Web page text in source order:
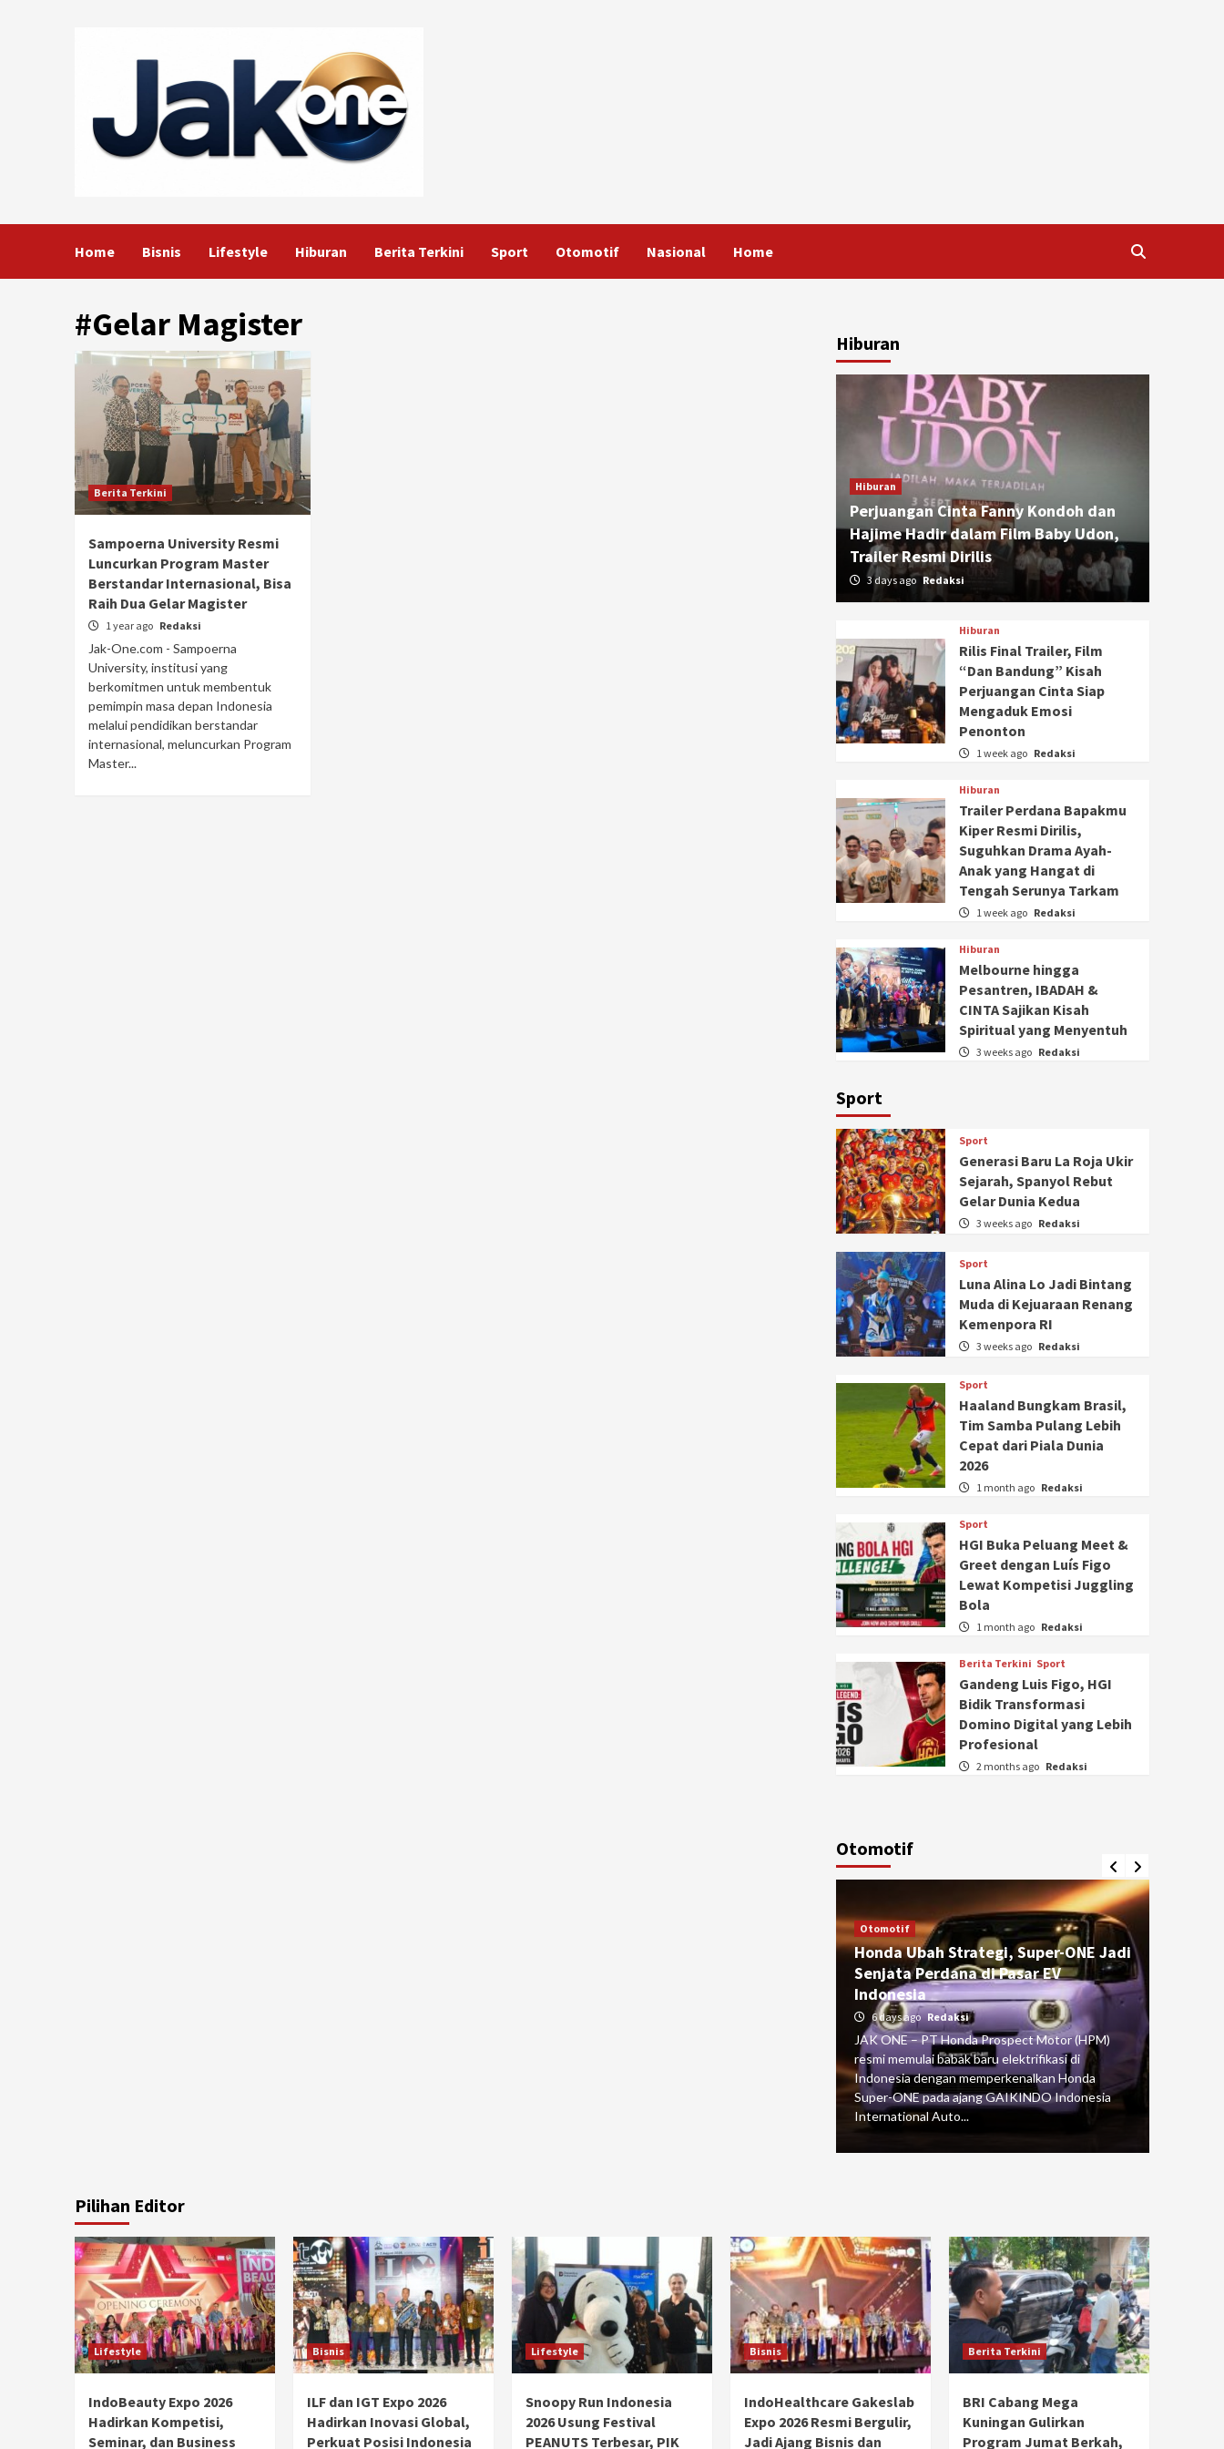
Home Bisnis Lifestyle Hiburan Berita Terkini Sport Otomotif Nasional Home
#Gelar Magister
Berita Terkini
Sampoerna University Resmi
Luncurkan Program Master
Berstandar Internasional, Bisa
Raih Dua Gelar Magister
1 year ago Redaksi
Jak-One.com - Sampoerna
University, institusi yang
berkomitmen untuk membentuk
pemimpin masa depan Indonesia
melalui pendidikan berstandar
internasional, meluncurkan Program
Master...
Hiburan
Hiburan
Perjuangan Cinta Fanny Kondoh dan
Hajime Hadir dalam Film Baby Udon,
Trailer Resmi Dirilis
3 days ago Redaksi
Hiburan
Rilis Final Trailer, Film
“Dan Bandung” Kisah
Perjuangan Cinta Siap
Mengaduk Emosi
Penonton
1 week ago Redaksi
Hiburan
Trailer Perdana Bapakmu
Kiper Resmi Dirilis,
Suguhkan Drama Ayah-
Anak yang Hangat di
Tengah Serunya Tarkam
1 week ago Redaksi
Hiburan
Melbourne hingga
Pesantren, IBADAH &
CINTA Sajikan Kisah
Spiritual yang Menyentuh
3 weeks ago Redaksi
Sport
Sport
Generasi Baru La Roja Ukir
Sejarah, Spanyol Rebut
Gelar Dunia Kedua
3 weeks ago Redaksi
Sport
Luna Alina Lo Jadi Bintang
Muda di Kejuaraan Renang
Kemenpora RI
3 weeks ago Redaksi
Sport
Haaland Bungkam Brasil,
Tim Samba Pulang Lebih
Cepat dari Piala Dunia
2026
1 month ago Redaksi
Sport
HGI Buka Peluang Meet &
Greet dengan Luís Figo
Lewat Kompetisi Juggling
Bola
1 month ago Redaksi
Berita Terkini Sport
Gandeng Luis Figo, HGI
Bidik Transformasi
Domino Digital yang Lebih
Profesional
2 months ago Redaksi
Otomotif
Otomotif
Honda Ubah Strategi, Super-ONE Jadi
Senjata Perdana di Pasar EV
Indonesia
6 days ago Redaksi
JAK ONE – PT Honda Prospect Motor (HPM)
resmi memulai babak baru elektrifikasi di
Indonesia dengan memperkenalkan Honda
Super-ONE pada ajang GAIKINDO Indonesia
International Auto...
Pilihan Editor
Lifestyle
IndoBeauty Expo 2026
Hadirkan Kompetisi,
Seminar, dan Business
Bisnis
ILF dan IGT Expo 2026
Hadirkan Inovasi Global,
Perkuat Posisi Indonesia
Lifestyle
Snoopy Run Indonesia
2026 Usung Festival
PEANUTS Terbesar, PIK
Bisnis
IndoHealthcare Gakeslab
Expo 2026 Resmi Bergulir,
Jadi Ajang Bisnis dan
Berita Terkini
BRI Cabang Mega
Kuningan Gulirkan
Program Jumat Berkah,